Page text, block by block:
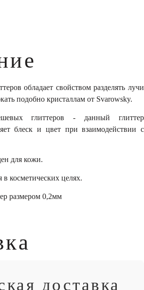
обладает свойством разделять лучи
подобно кристаллам от Svarowsky.
глиттеров - данный глиттер
блеск и цвет при взаимодействии с
для кожи.
косметических целях.
размером 0,2мм
доставка